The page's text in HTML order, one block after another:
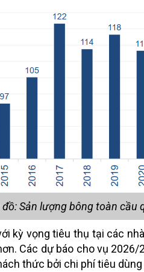
đồ: Sản lượng bông toàn cầu
kỳ vọng tiêu thụ tại các
Các dự báo cho vụ
thức bởi chi phí tiêu